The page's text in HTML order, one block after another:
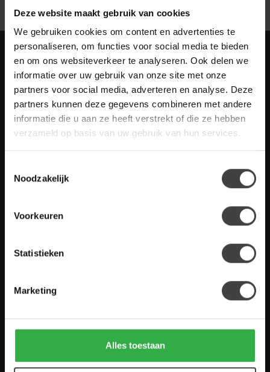
Deze website maakt gebruik van cookies
We gebruiken cookies om content en advertenties te
personaliseren, om functies voor social media te bieden
en om ons websiteverkeer te analyseren. Ook delen we
informatie over uw gebruik van onze site met onze
partners voor social media, adverteren en analyse. Deze
partners kunnen deze gegevens combineren met andere
informatie die u aan ze heeft verstrekt of die ze hebben
verzameld op basis van uw gebruik van hun services.
Noodzakelijk
Voorkeuren
Statistieken
Marketing
Alles toestaan
Heb je vragen over onze artikelen of jouw aankoop? Bekijk dan
de klantenservice pagina. Daar staan antwoorden op veel
Meld je aan voor onze nieuwbrief met
scherpe acties
Blijf op de hoogte van onze actuele aanbiedingen
Houten Meubel Outlet